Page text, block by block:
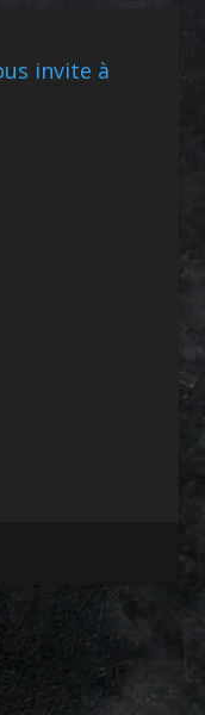
invite à